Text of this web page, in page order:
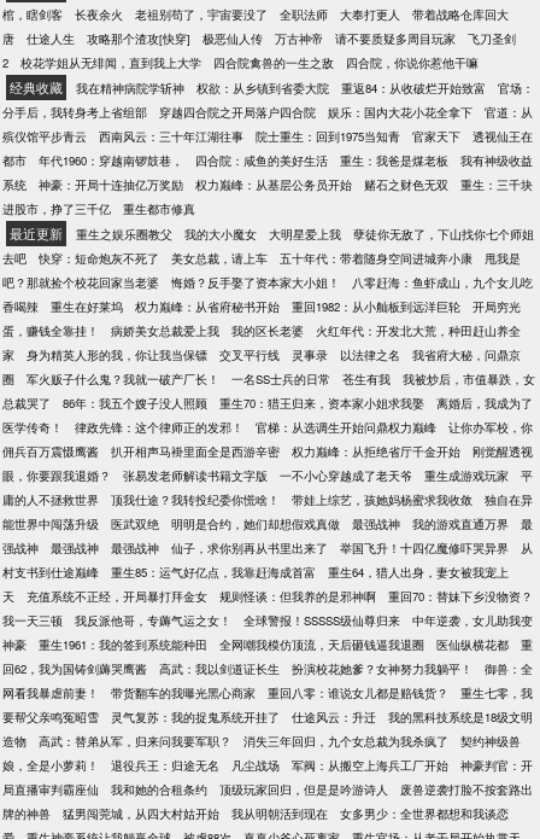
棺，瞎剑客
长夜余火 老祖别苟了，宇宙要没了 全职法师 大奉打更人
带着战略仓库回大
唐
仕途人生 攻略那个渣攻[快穿] 极恶仙人传 万古神帝 请不要质疑多周目玩家
飞刀圣剑
2
校花学姐从无绯闻，直到我上大学 四合院禽兽的一生之敌 四合院，你说你惹他干嘛
经典收藏 我在精神病院学斩神 权欲：从乡镇到省委大院 重返84：从收破烂开始致富
官场：
分手后，我转身考上省组部
穿越四合院之开局落户四合院 娱乐：国内大花小花全拿下
官道：从
殡仪馆平步青云
西南风云：三十年江湖往事 院士重生：回到1975当知青 官家天下
透视仙王在
都市
年代1960：穿越南锣鼓巷， 四合院：咸鱼的美好生活 重生：我爸是煤老板
我有神级收益
系统
神豪：开局十连抽亿万奖励 权力巅峰：从基层公务员开始 赌石之财色无双
重生：三千块
进股市，挣了三千亿
重生都市修真
最近更新 重生之娱乐圈教父 我的大小魔女 大明星爱上我
孽徒你无敌了，下山找你七个师姐
去吧
快穿：短命炮灰不死了 美女总裁，请上车 五十年代：带着随身空间进城奔小康
甩我是
吧？那就捡个校花回家当老婆
悔婚？反手娶了资本家大小姐！
八零赶海：鱼虾成山，九个女儿吃
香喝辣
重生在好莱坞 权力巅峰：从省府秘书开始 重回1982：从小舢板到远洋巨轮
开局穷光
蛋，赚钱全靠挂！
病娇美女总裁爱上我 我的区长老婆
火红年代：开发北大荒，种田赶山养全
家
身为精英人形的我，你让我当保镖 交叉平行线 灵事录 以法律之名
我省府大秘，问鼎京
圈
军火贩子什么鬼？我就一破产厂长！ 一名SS士兵的日常 苍生有我
我被炒后，市值暴跌，女
总裁哭了
86年：我五个嫂子没人照顾 重生70：猎王归来，资本家小姐求我娶
离婚后，我成为了
医学传奇！
律政先锋：这个律师正的发邪！ 官梯：从选调生开始问鼎权力巅峰
让你办军校，你
佣兵百万震慑鹰酱
扒开相声马褂里面全是西游辛密 权力巅峰：从拒绝省厅千金开始
刚觉醒透视
眼，你要跟我退婚？
张易发老师解读书籍文字版 一不小心穿越成了老天爷 重生成游戏玩家
平
庸的人不拯救世界
顶我仕途？我转投纪委你慌啥！ 带娃上综艺，孩她妈杨蜜求我收敛
独自在异
能世界中闯荡升级
医武双绝 明明是合约，她们却想假戏真做 最强战神 我的游戏直通万界
最
强战神
最强战神 最强战神 仙子，求你别再从书里出来了 举国飞升！十四亿魔修吓哭异界
从
村支书到仕途巅峰
重生85：运气好亿点，我靠赶海成首富
重生64，猎人出身，妻女被我宠上
天
充值系统不正经，开局暴打拜金女 规则怪谈：但我养的是邪神啊
重回70：替妹下乡没物资？
我一天三顿
我反派他哥，专薅气运之女！ 全球警报！SSSSS级仙尊归来
中年逆袭，女儿助我变
神豪
重生1961：我的签到系统能种田 全网嘲我模仿顶流，天后砸钱逼我退圈 医仙纵横花都
重
回62，我为国铸剑薅哭鹰酱
高武：我以剑道证长生 扮演校花她爹？女神努力我躺平！
御兽：全
网看我暴虐前妻！
带货翻车的我曝光黑心商家 重回八零：谁说女儿都是赔钱货？
重生七零，我
要帮父亲鸣冤昭雪
灵气复苏：我的捉鬼系统开挂了 仕途风云：升迁
我的黑科技系统是18级文明
造物
高武：替弟从军，归来问我要军职？ 消失三年回归，九个女总裁为我杀疯了
契约神级兽
娘，全是小萝莉！
退役兵王：归途无名 凡尘战场 军阀：从搬空上海兵工厂开始
神豪判官：开
局直播审判霸座仙
我和她的合租条约 顶级玩家回归，但是是吟游诗人
废兽逆袭打脸不按套路出
牌的神兽
猛男闯莞城，从四大村姑开始 我从明朝活到现在
女多男少：全世界都想和我谈恋